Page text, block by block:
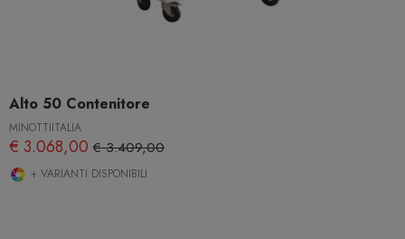
Alto 50 Contenitore
MINOTTIITALIA
€ 3.068,00 € 3.409,00
+ VARIANTI DISPONIBILI